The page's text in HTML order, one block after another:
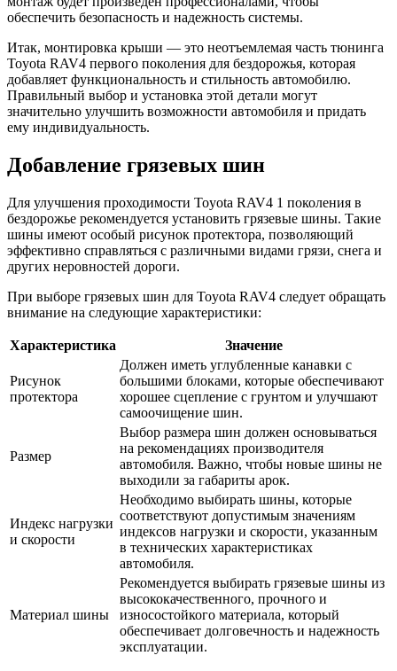
обеспечить безопасность и надежность системы.
Итак, монтировка крыши — это неотъемлемая часть тюнинга
Toyota RAV4 первого поколения для бездорожья, которая
добавляет функциональность и стильность автомобилю.
Правильный выбор и установка этой детали могут
значительно улучшить возможности автомобиля и придать
ему индивидуальность.
Добавление грязевых шин
Для улучшения проходимости Toyota RAV4 1 поколения в
бездорожье рекомендуется установить грязевые шины. Такие
шины имеют особый рисунок протектора, позволяющий
эффективно справляться с различными видами грязи, снега и
других неровностей дороги.
При выборе грязевых шин для Toyota RAV4 следует обращать
внимание на следующие характеристики:
Характеристика Значение
Рисунок
протектора
Должен иметь углубленные канавки с
большими блоками, которые обеспечивают
хорошее сцепление с грунтом и улучшают
самоочищение шин.
Размер
Выбор размера шин должен основываться
на рекомендациях производителя
автомобиля. Важно, чтобы новые шины не
выходили за габариты арок.
Индекс нагрузки
и скорости
Необходимо выбирать шины, которые
соответствуют допустимым значениям
индексов нагрузки и скорости, указанным
в технических характеристиках
автомобиля.
Материал шины
Рекомендуется выбирать грязевые шины из
высококачественного, прочного и
износостойкого материала, который
обеспечивает долговечность и надежность
эксплуатации.